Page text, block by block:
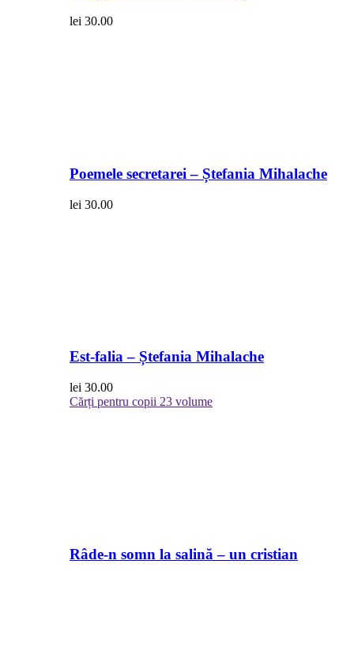
lei 30.00
Poemele secretarei – Ștefania Mihalache
lei 30.00
Est-falia – Ștefania Mihalache
lei 30.00
Cărți pentru copii 23 volume
Râde-n somn la salină – un cristian